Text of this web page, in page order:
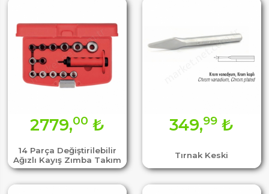
14 Parça Değiştirilebilir
Ağızlı Kayış Zımba Takım
2779,00 ₺
Tırnak Keski
349,99 ₺